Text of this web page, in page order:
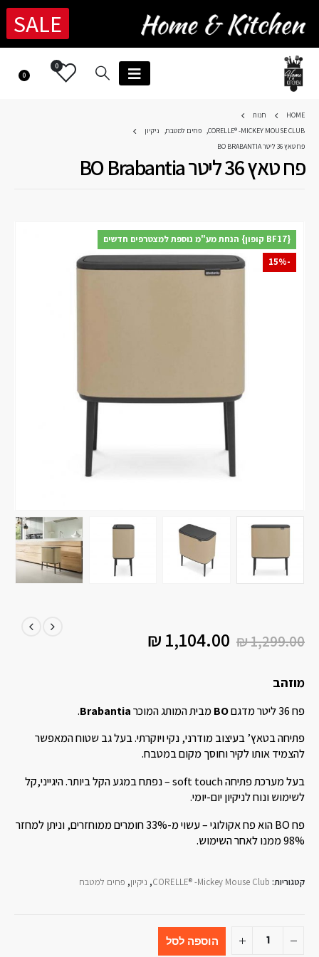
SALE
0
0
HOME
חנות
CORELLE® -MICKEY MOUSE CLUB
, פחים למטבח,
ניקיון
פח טאץ 36 ליטר BO BRABANTIA
פח טאץ 36 ליטר BO Brabantia
₪1,299.00
₪ 1,104.00
מוזהב
פח 36 ליטר מדגם BOמבית המותג המוכרBrabantia
.
פתיחה בטאץ’ בעיצוב מודרני, נקי ויוקרתי. בעל גב שטוח המאפשר
להצמיד אותו לקיר וחוסך מקום במטבח.
בעל מערכת פתיחה soft touch – נפתח במגע הקל ביותר. היגייני,קל
לשימוש ונוח לניקיון יום-יומי.
פח BO הוא פח אקולוגי – עשוי מ-33% חומרים ממוחזרים, וניתן למחזר
98% ממנו לאחר השימוש.
קטגוריות: CORELLE® -Mickey Mouse Club
, ניקיון, פחים למטבח
הוספה לסל
{BF17 קופון} הנחת מע"מ נוספת למצטרפים חדשים
-15%